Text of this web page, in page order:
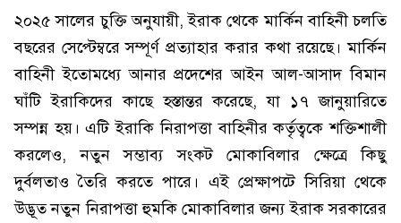
২০২৫ সালের চুক্তি অনুযায়ী, ইরাক থেকে মার্কিন বাহিনী চলতি
বছরের সেপ্টেম্বরে সম্পূর্ণ প্রত্যাহার করার কথা রয়েছে। মার্কিন
বাহিনী ইতোমধ্যে আনার প্রদেশের আইন আল-আসাদ বিমান
ঘাঁটি ইরাকিদের কাছে হস্তান্তর করেছে, যা ১৭ জানুয়ারিতে
সম্পন্ন হয়। এটি ইরাকি নিরাপত্তা বাহিনীর কর্তৃত্বকে শক্তিশালী
করলেও, নতুন সম্ভাব্য সংকট মোকাবিলার ক্ষেত্রে কিছু
দুর্বলতাও তৈরি করতে পারে। এই প্রেক্ষাপটে সিরিয়া থেকে
উদ্ভূত নতুন নিরাপত্তা হুমকি মোকাবিলার জন্য ইরাক সরকারের